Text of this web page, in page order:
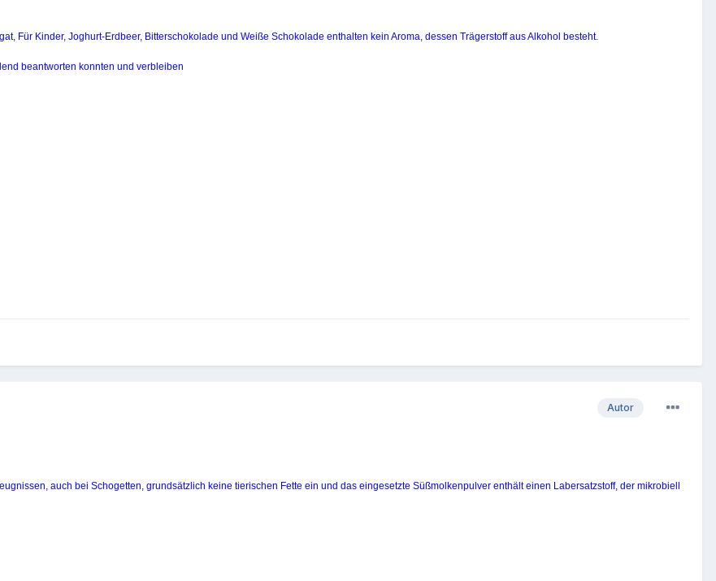
Für Kinder, Joghurt-Erdbeer, Bitterschokolade und Weiße Schokolade enthalten kein Aroma, dessen Trägerstoff aus Alkohol besteht.
beantworten konnten und verbleiben
Autor
auch bei Schogetten, grundsätzlich keine tierischen Fette ein und das eingesetzte Süßmolkenpulver enthält einen Labersatzstoff, der mikrobiell